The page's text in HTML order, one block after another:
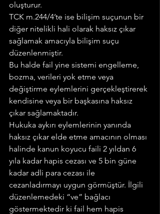
oluşturur.
TCK m.244/4’te ise bilişim suçunun bir
diğer nitelikli hali olarak haksız çıkar
sağlamak amacıyla bilişim suçu
düzenlenmiştir.
Bu halde fail yine sistemi engelleme,
bozma, verileri yok etme veya
değiştirme eylemlerini gerçekleştirerek
kendisine veya bir başkasına haksız
çıkar sağlamaktadır.
Hukuka aykırı eylemlerinin yanında
haksız çıkar elde etme amacının olması
halinde kanun koyucu faili 2 yıldan 6
yıla kadar hapis cezası ve 5 bin güne
kadar adli para cezası ile
cezanladırmayı uygun görmüştür. İlgili
düzenlemedeki “ve” bağlacı
göstermektedir ki fail hem hapis